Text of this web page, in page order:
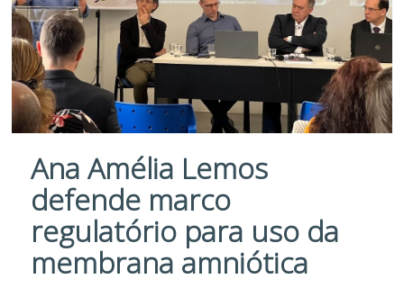
Ana Amélia Lemos
defende marco
regulatório para uso da
membrana amniótica